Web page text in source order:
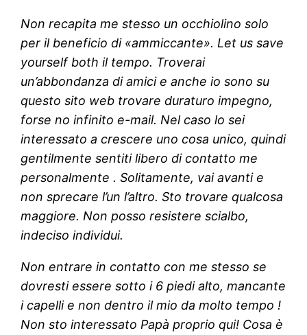
Non recapita me stesso un occhiolino solo
per il beneficio di «ammiccante». Let us save
yourself both il tempo. Troverai
un’abbondanza di amici e anche io sono su
questo sito web trovare duraturo impegno,
forse no infinito e-mail. Nel caso lo sei
interessato a crescere uno cosa unico, quindi
gentilmente sentiti libero di contatto me
personalmente . Solitamente, vai avanti e
non sprecare l’un l’altro. Sto trovare qualcosa
maggiore. Non posso resistere scialbo,
indeciso individui.
Non entrare in contatto con me stesso se
dovresti essere sotto i 6 piedi alto, mancante
i capelli e non dentro il mio da molto tempo !
Non sto interessato Papà proprio qui! Cosa è